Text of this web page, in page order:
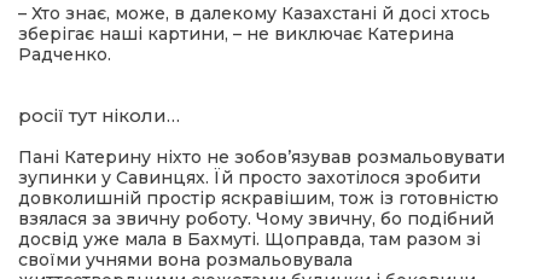
– Хто знає, може, в далекому Казахстані й досі хтось
зберігає наші картини, – не виключає Катерина
Радченко.
росії тут ніколи…
Пані Катерину ніхто не зобов’язував розмальовувати
зупинки у Савинцях. Їй просто захотілося зробити
довколишній простір яскравішим, тож із готовністю
взялася за звичну роботу. Чому звичну, бо подібний
досвід уже мала в Бахмуті. Щоправда, там разом зі
своїми учнями вона розмальовувала